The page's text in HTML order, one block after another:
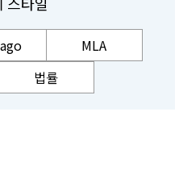
MLA
법률